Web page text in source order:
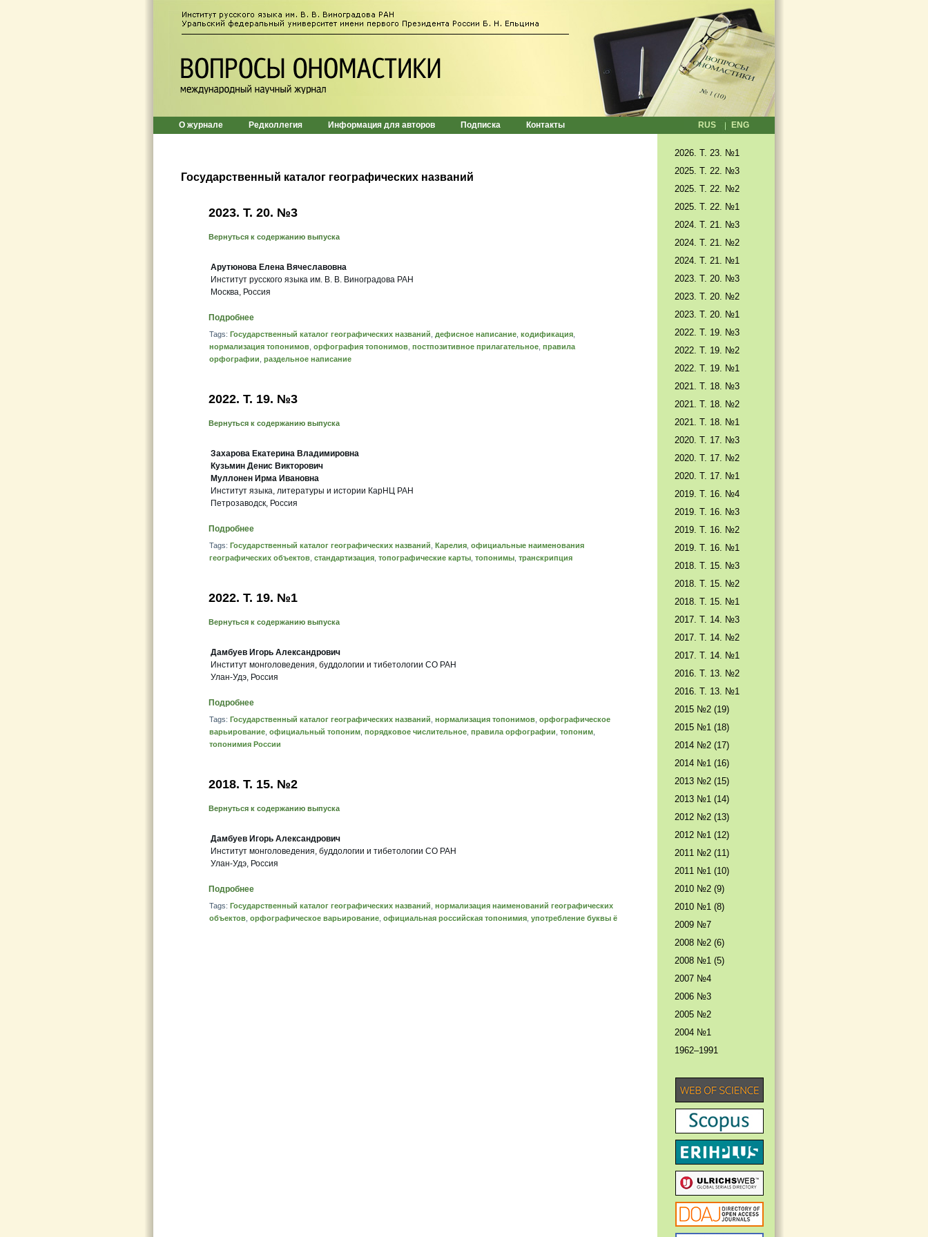
О журнале Редколлегия Информация для авторов Подписка Контакты RUS ENG
Государственный каталог географических названий
2023. Т. 20. №3
Вернуться к содержанию выпуска
Арутюнова Елена Вячеславовна
Институт русского языка им. В. В. Виноградова РАН
Москва, Россия
Подробнее
Tags: Государственный каталог географических названий дефисное написание кодификация
нормализация топонимов орфография топонимов постпозитивное прилагательное правила
орфографии раздельное написание
2022. Т. 19. №3
Вернуться к содержанию выпуска
Захарова Екатерина Владимировна
Кузьмин Денис Викторович
Муллонен Ирма Ивановна
Институт языка, литературы и истории КарНЦ РАН
Петрозаводск, Россия
Подробнее
Tags: Государственный каталог географических названий Карелия официальные наименования
географических объектов стандартизация топографические карты топонимы транскрипция
2022. Т. 19. №1
Вернуться к содержанию выпуска
Дамбуев Игорь Александрович
Институт монголоведения, буддологии и тибетологии СО РАН
Улан-Удэ, Россия
Подробнее
Tags: Государственный каталог географических названий нормализация топонимов орфографическое
варьирование официальный топоним порядковое числительное правила орфографии топоним
топонимия России
2018. Т. 15. №2
Вернуться к содержанию выпуска
Дамбуев Игорь Александрович
Институт монголоведения, буддологии и тибетологии СО РАН
Улан-Удэ, Россия
Подробнее
Tags: Государственный каталог географических названий нормализация наименований географических
объектов орфографическое варьирование официальная российская топонимия употребление буквы ё
2026. T. 23. №1
2025. T. 22. №3
2025. Т. 22. №2
2025. Т. 22. №1
2024. Т. 21. №3
2024. Т. 21. №2
2024. Т. 21. №1
2023. Т. 20. №3
2023. Т. 20. №2
2023. Т. 20. №1
2022. Т. 19. №3
2022. Т. 19. №2
2022. Т. 19. №1
2021. Т. 18. №3
2021. Т. 18. №2
2021. Т. 18. №1
2020. Т. 17. №3
2020. Т. 17. №2
2020. Т. 17. №1
2019. Т. 16. №4
2019. Т. 16. №3
2019. Т. 16. №2
2019. Т. 16. №1
2018. Т. 15. №3
2018. Т. 15. №2
2018. Т. 15. №1
2017. T. 14. №3
2017. T. 14. №2
2017. T. 14. №1
2016. T. 13. №2
2016. T. 13. №1
2015 №2 (19)
2015 №1 (18)
2014 №2 (17)
2014 №1 (16)
2013 №2 (15)
2013 №1 (14)
2012 №2 (13)
2012 №1 (12)
2011 №2 (11)
2011 №1 (10)
2010 №2 (9)
2010 №1 (8)
2009 №7
2008 №2 (6)
2008 №1 (5)
2007 №4
2006 №3
2005 №2
2004 №1
1962–1991